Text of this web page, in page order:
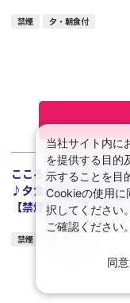
禁煙 夕・朝食付
こころに響く日本の
♪夕食は和食創作料理
【禁煙】雪ほたる 和
禁煙
当社サイト内に
を提供する目的
示することを目
Cookieの使用に
択してください
ご確認ください。
同